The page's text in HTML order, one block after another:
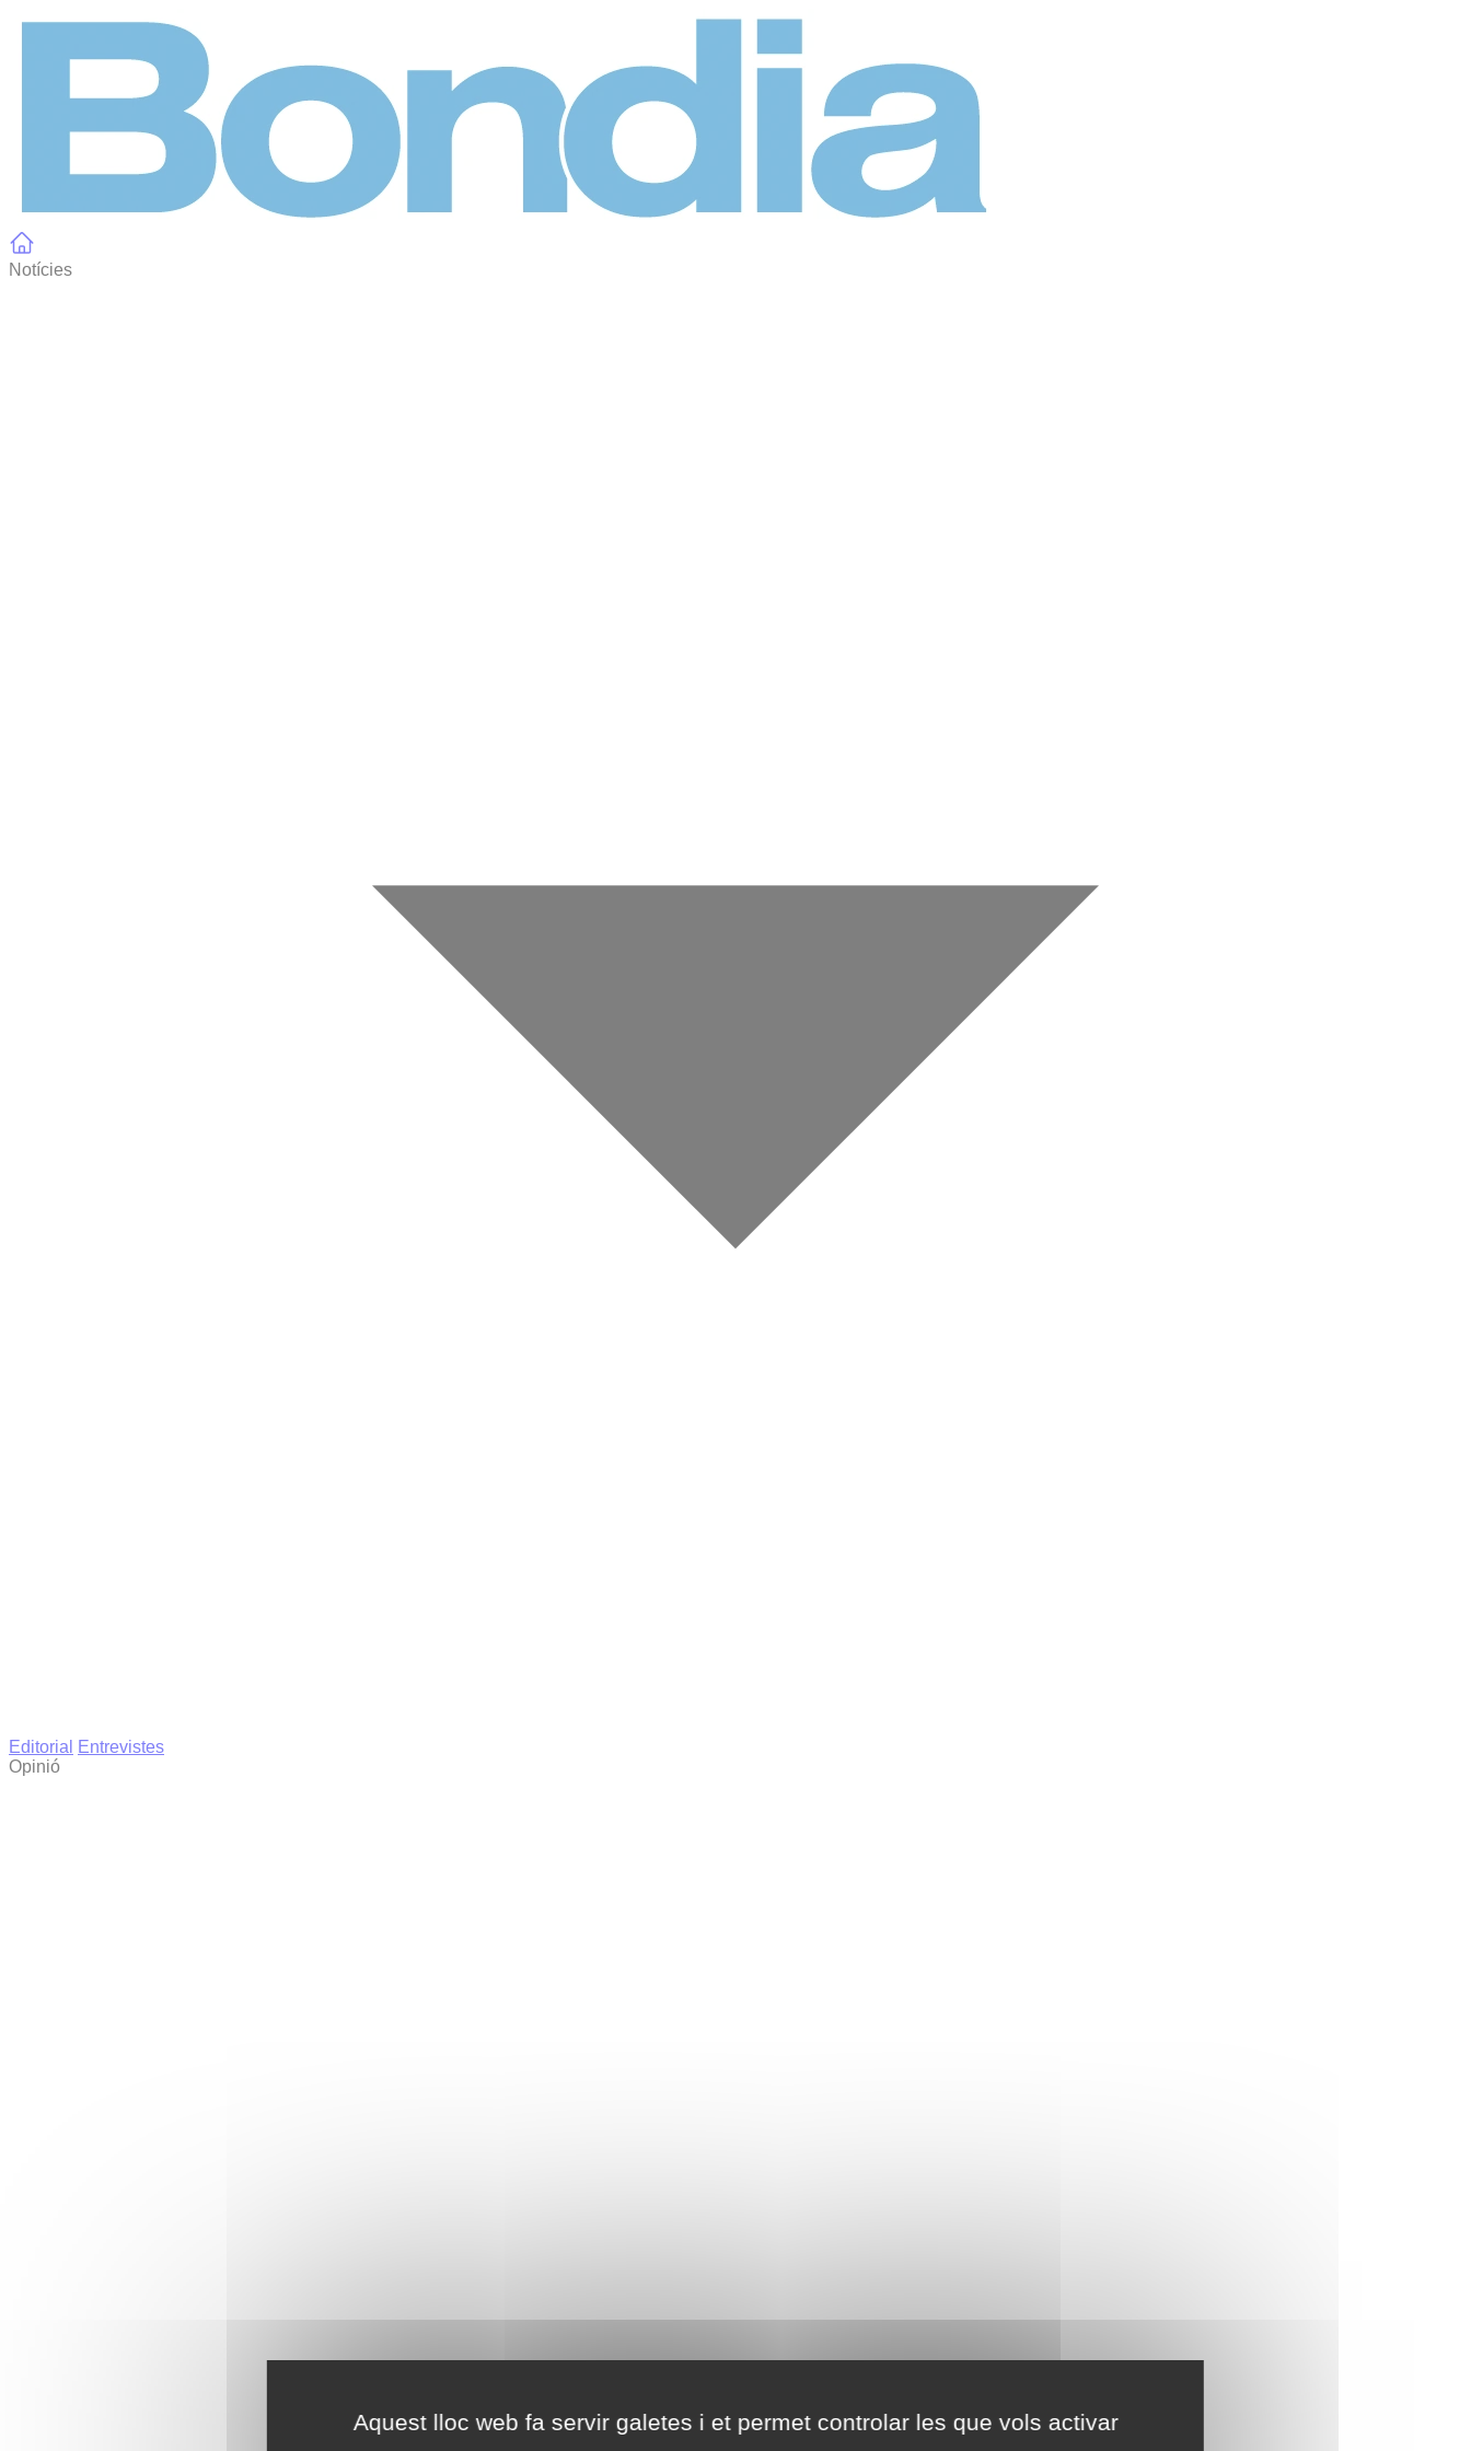
Aquest lloc web fa servir galetes i et permet controlar les que vols activar
Notícies
Editorial
Entrevistes
Opinió